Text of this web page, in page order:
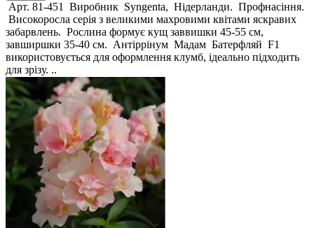
Арт. 81-451 Виробник Syngenta, Нідерланди. Профнасіння.
Високоросла серія з великими махровими квітами яскравих
забарвлень. Рослина формує кущ заввишки 45-55 см,
завширшки 35-40 см. Антіррінум Мадам Батерфляй F1
використовується для оформлення клумб, ідеально підходить
для зрізу. ..